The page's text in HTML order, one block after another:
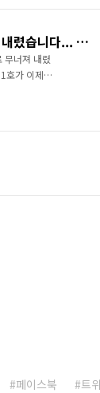
례문을 근처
에 가보지못
군... 잘나신
에... 그 다음
를 취재한
남대문이 화재로 무너져 내렸습니다... ㅠㅠ
무너져 내렸
호가 이제는
뉴스 속
심을 잃었
페이스북 트